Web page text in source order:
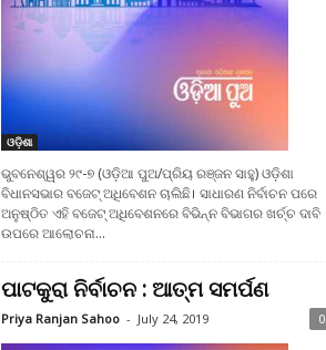
ଓଡ଼ିଶା
ଭୁବନେଶ୍ୱର ୨୯-୭ (ଓଡ଼ିଆ ପୁଅ/ପ୍ରିୟ ରଞ୍ଜନ ସାହୁ) ଓଡ଼ିଶା
ବିଧାନସଭାର ବଜେଟ୍ ଅଧିବେଶନ ଚାଲିଛି। ସାଧାରଣ ନିର୍ବାଚନ ପରେ
ଅନୁଷ୍ଠିତ ଏହି ବଜେଟ୍ ଅଧିବେଶନରେ ବିଭିନ୍ନ ବିଭାଗର ଖର୍ଚ୍ଚ ଦାବି
ଉପରେ ଆଲୋଚନା...
ପାଟକୁରା ନିର୍ବାଚନ : ଆତ୍ମ ସମର୍ପଣ
Priya Ranjan Sahoo - July 24, 2019 0